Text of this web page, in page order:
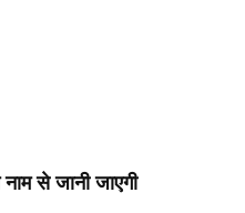
से जानी जाएगी